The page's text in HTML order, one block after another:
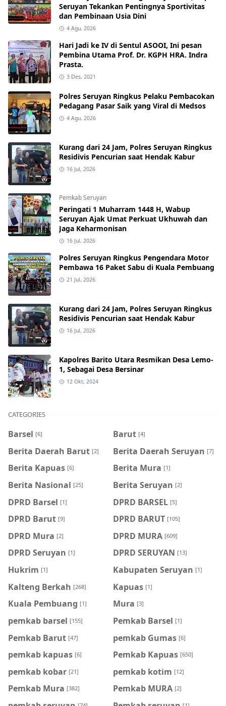
Seruyan Tekankan Pentingnya Sportivitas
dan Pembinaan Usia Dini
4 Agu, 2026
Hari Jadi ke IV di Sentul ASOOI, Ini pesan
Pembina Utama Prof. Dr. KGPH HRA. Indra
Prasta.
3 Des, 2021
Polres Seruyan Ringkus Pelaku Pembacokan
Pedagang Pasar Saik yang Viral di Medsos
4 Agu, 2026
Kurang dari 24 Jam, Polres Seruyan Ringkus
Residivis Pencurian saat Hendak Kabur
16 Jul, 2026
Pemkab Seruyan
Peringati 1 Muharram 1448 H, Wabup
Seruyan Ajak Umat Perkuat Ukhuwah dan
Jaga Keharmonisan
16 Jul, 2026
Polres Seruyan Ringkus Pengendara Motor
Pembawa 16 Paket Sabu di Kuala Pembuang
21 Jul, 2026
Kurang dari 24 Jam, Polres Seruyan Ringkus
Residivis Pencurian saat Hendak Kabur
16 Jul, 2026
Kapolres Barito Utara Resmikan Desa Lemo-
1, Sebagai Desa Bersinar
12 Okt, 2024
CATEGORIES
Barsel [6] Barut [4]
Berita Daerah Barut [2] Berita Daerah Seruyan [7]
Berita Kapuas [6] Berita Mura [1]
Berita Nasional [25] Berita Seruyan [2]
DPRD Barsel [1] DPRD BARSEL [5]
DPRD Barut [9] DPRD BARUT [105]
DPRD Mura [2] DPRD MURA [609]
DPRD Seruyan [1] DPRD SERUYAN [13]
Hukrim [1] Kabupaten Seruyan [1]
Kalteng Berkah [268] Kapuas [1]
Kuala Pembuang [1] Mura [3]
pemkab barsel [155] Pemkab Barsel [1]
Pemkab Barut [47] pemkab Gumas [6]
pemkab kapuas [6] Pemkab Kapuas [650]
pemkab kobar [21] pemkab kotim [12]
Pemkab Mura [382] Pemkab MURA [2]